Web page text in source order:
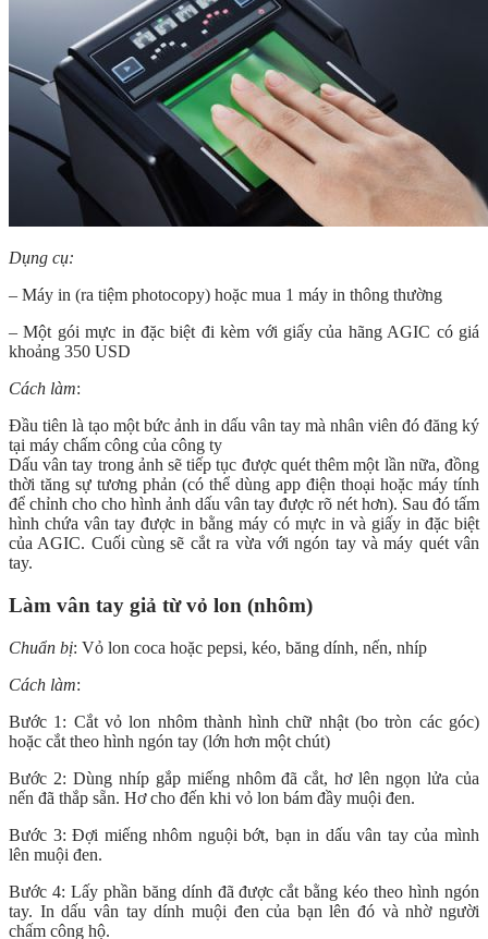
Dụng cụ:
– Máy in (ra tiệm photocopy) hoặc mua 1 máy in thông thường
– Một gói mực in đặc biệt đi kèm với giấy của hãng AGIC có giá
khoảng 350 USD
Cách làm:
Đầu tiên là tạo một bức ảnh in dấu vân tay mà nhân viên đó đăng ký
tại máy chấm công của công ty
Dấu vân tay trong ảnh sẽ tiếp tục được quét thêm một lần nữa, đồng
thời tăng sự tương phản (có thể dùng app điện thoại hoặc máy tính
để chỉnh cho cho hình ảnh dấu vân tay được rõ nét hơn). Sau đó tấm
hình chứa vân tay được in bằng máy có mực in và giấy in đặc biệt
của AGIC. Cuối cùng sẽ cắt ra vừa với ngón tay và máy quét vân
tay.
Làm vân tay giả từ vỏ lon (nhôm)
Chuẩn bị: Vỏ lon coca hoặc pepsi, kéo, băng dính, nến, nhíp
Cách làm:
Bước 1: Cắt vỏ lon nhôm thành hình chữ nhật (bo tròn các góc)
hoặc cắt theo hình ngón tay (lớn hơn một chút)
Bước 2: Dùng nhíp gắp miếng nhôm đã cắt, hơ lên ngọn lửa của
nến đã thắp sẵn. Hơ cho đến khi vỏ lon bám đầy muội đen.
Bước 3: Đợi miếng nhôm nguội bớt, bạn in dấu vân tay của mình
lên muội đen.
Bước 4: Lấy phần băng dính đã được cắt bằng kéo theo hình ngón
tay. In dấu vân tay dính muội đen của bạn lên đó và nhờ người
chấm công hộ.